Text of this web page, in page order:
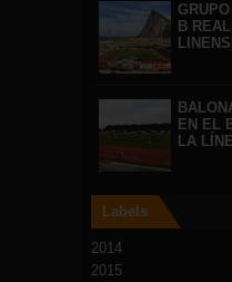
B
EN EL
LA
Labels
2014
2015